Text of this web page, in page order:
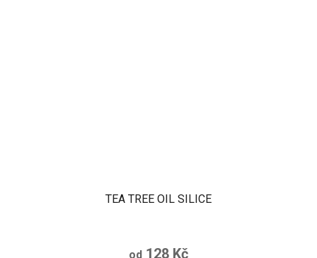
TEA TREE OIL SILICE
od 128 Kč